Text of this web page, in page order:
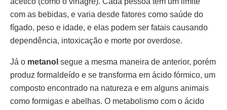
com as bebidas, e varia desde fatores como saúde do
fígado, peso e idade, e elas podem ser fatais causando
dependência, intoxicação e morte por overdose.
Já o metanol segue a mesma maneira de anterior, porém
produz formaldeído e se transforma em ácido fórmico, um
composto encontrado na natureza e em alguns animais
como formigas e abelhas. O metabolismo com o ácido